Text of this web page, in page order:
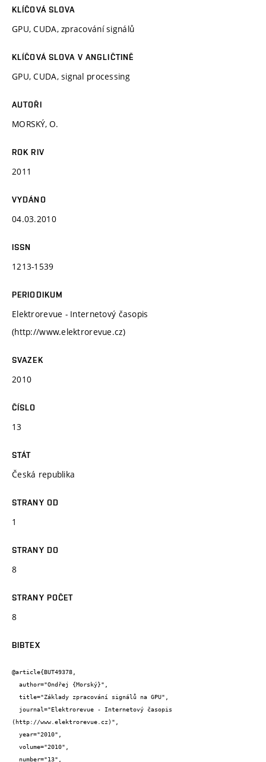
KLÍČOVÁ SLOVA
GPU, CUDA, zpracování signálů
KLÍČOVÁ SLOVA V ANGLIČTINĚ
GPU, CUDA, signal processing
AUTOŘI
MORSKÝ, O.
ROK RIV
2011
VYDÁNO
04.03.2010
ISSN
1213-1539
PERIODIKUM
Elektrorevue - Internetový časopis
(http://www.elektrorevue.cz)
SVAZEK
2010
ČÍSLO
13
STÁT
Česká republika
STRANY OD
1
STRANY DO
8
STRANY POČET
8
BIBTEX
@article{BUT49378,
(http://www.elektrorevue.cz)",